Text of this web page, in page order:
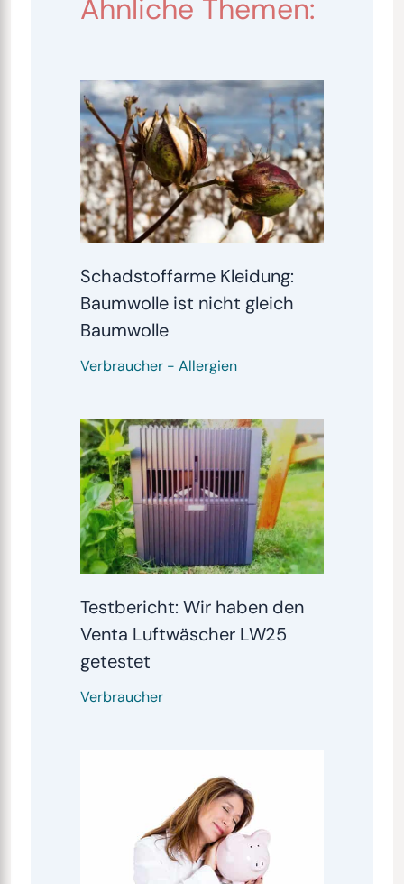
Ähnliche Themen:
Schadstoffarme Kleidung:
Baumwolle ist nicht gleich
Baumwolle
Verbraucher- Allergien
Testbericht: Wir haben den
Venta Luftwäscher LW25
getestet
Verbraucher